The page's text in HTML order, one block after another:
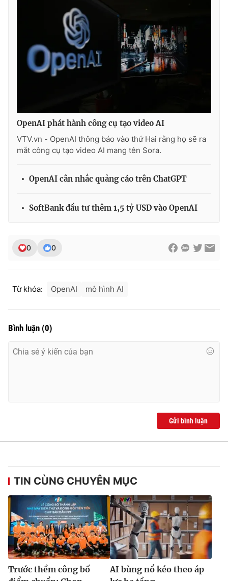
toasoan@vtv.vn
Liên hệ quảng cáo:024-7300.7108
® Cấm sao chép dưới mọi hình thức nếu không có sự chấp
OpenAI phát hành công cụ tạo video AI
VTV.vn - OpenAI thông báo vào thứ Hai rằng họ sẽ ra
mắt công cụ tạo video AI mang tên Sora.
OpenAI cân nhắc quảng cáo trên ChatGPT
SoftBank đầu tư thêm 1,5 tỷ USD vào OpenAI
0 0
Từ khóa: OpenAI mô hình AI
Bình luận (0)
Gửi bình luận
TIN CÙNG CHUYÊN MỤC
Trước thềm công bố
AI bùng nổ kéo theo áp